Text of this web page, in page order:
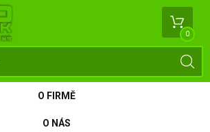
0
O FIRMĚ
O NÁS